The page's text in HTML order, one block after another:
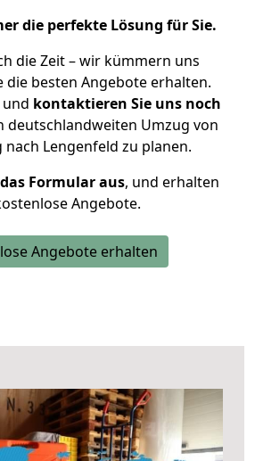
die perfekte Lösung für Sie.
die Zeit – wir kümmern uns
die besten Angebote erhalten.
kontaktieren Sie uns noch
deutschlandweiten Umzug von
nach Lengenfeld zu planen.
Formular aus, und erhalten
Angebote.
Angebote erhalten